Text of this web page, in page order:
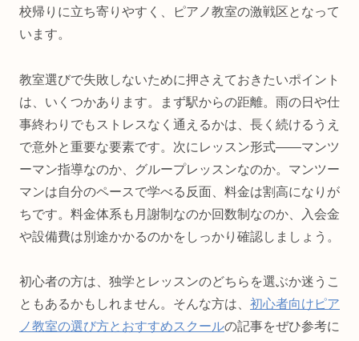
校帰りに立ち寄りやすく、ピアノ教室の激戦区となって
います。
教室選びで失敗しないために押さえておきたいポイント
は、いくつかあります。まず駅からの距離。雨の日や仕
事終わりでもストレスなく通えるかは、長く続けるうえ
で意外と重要な要素です。次にレッスン形式――マンツ
ーマン指導なのか、グループレッスンなのか。マンツー
マンは自分のペースで学べる反面、料金は割高になりが
ちです。料金体系も月謝制なのか回数制なのか、入会金
や設備費は別途かかるのかをしっかり確認しましょう。
初心者の方は、独学とレッスンのどちらを選ぶか迷うこ
ともあるかもしれません。そんな方は、 初心者向けピア
ノ教室の選び方とおすすめスクールの記事をぜひ参考に